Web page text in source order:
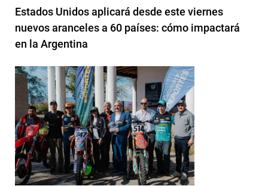
Estados Unidos aplicará desde este viernes
nuevos aranceles a 60 países: cómo impactará
en la Argentina